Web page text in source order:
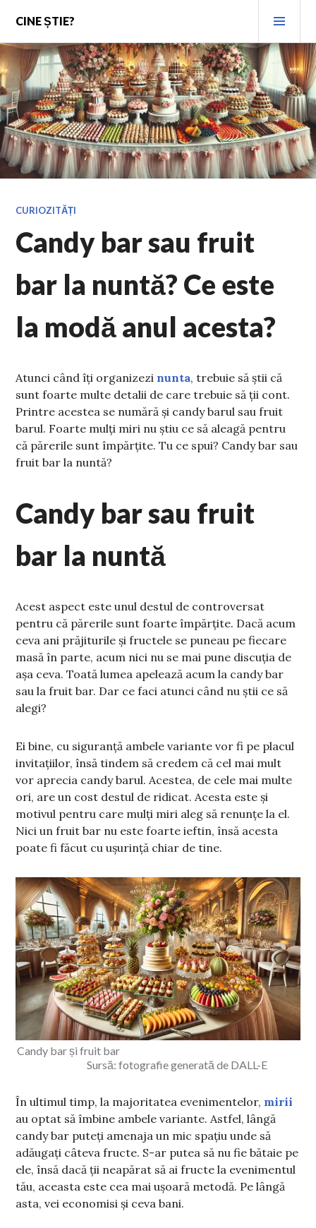
content
CINE ȘTIE?
CURIOZITĂȚI
Candy bar sau fruit
bar la nuntă? Ce este
la modă anul acesta?
Atunci când îți organizezi nunta, trebuie să știi că
sunt foarte multe detalii de care trebuie să ții cont.
Printre acestea se numără și candy barul sau fruit
barul. Foarte mulți miri nu știu ce să aleagă pentru
că părerile sunt împărțite. Tu ce spui? Candy bar sau
fruit bar la nuntă?
Candy bar sau fruit
bar la nuntă
Acest aspect este unul destul de controversat
pentru că părerile sunt foarte împărțite. Dacă acum
ceva ani prăjiturile și fructele se puneau pe fiecare
masă în parte, acum nici nu se mai pune discuția de
așa ceva. Toată lumea apelează acum la candy bar
sau la fruit bar. Dar ce faci atunci când nu știi ce să
alegi?
Ei bine, cu siguranță ambele variante vor fi pe placul
invitațiilor, însă tindem să credem că cel mai mult
vor aprecia candy barul. Acestea, de cele mai multe
ori, are un cost destul de ridicat. Acesta este și
motivul pentru care mulți miri aleg să renunțe la el.
Nici un fruit bar nu este foarte ieftin, însă acesta
poate fi făcut cu ușurință chiar de tine.
Candy bar și fruit bar
Sursă: fotografie generată de DALL-E
În ultimul timp, la majoritatea evenimentelor, mirii
au optat să îmbine ambele variante. Astfel, lângă
candy bar puteți amenaja un mic spațiu unde să
adăugați câteva fructe. S-ar putea să nu fie bătaie pe
ele, însă dacă ții neapărat să ai fructe la evenimentul
tău, aceasta este cea mai ușoară metodă. Pe lângă
asta, vei economisi și ceva bani.